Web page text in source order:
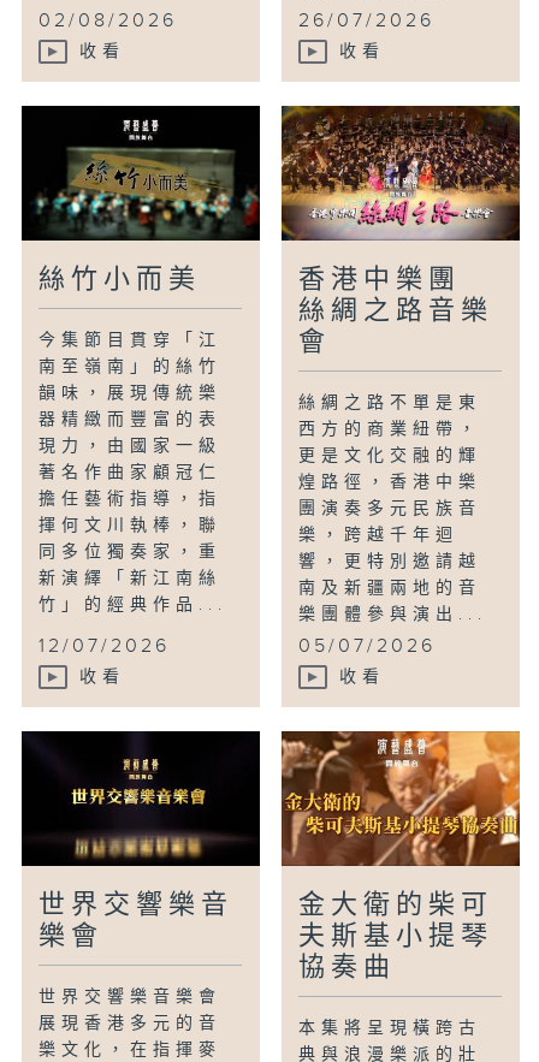
02/08/2026
收看
26/07/2026
收看
絲竹小而美
今集節目貫穿「江
南至嶺南」的絲竹
韻味，展現傳統樂
器精緻而豐富的表
現力，由國家一級
著名作曲家顧冠仁
擔任藝術指導，指
揮何文川執棒，聯
同多位獨奏家，重
新演繹「新江南絲
竹」的經典作品...
12/07/2026
收看
香港中樂團
絲綢之路音樂
會
絲綢之路不單是東
西方的商業紐帶，
更是文化交融的輝
煌路徑，香港中樂
團演奏多元民族音
樂，跨越千年迴
響，更特別邀請越
南及新疆兩地的音
樂團體參與演出...
05/07/2026
收看
世界交響樂音
樂會
世界交響樂音樂會
展現香港多元的音
樂文化，在指揮麥
金大衛的柴可
夫斯基小提琴
協奏曲
本集將呈現橫跨古
典與浪漫樂派的壯